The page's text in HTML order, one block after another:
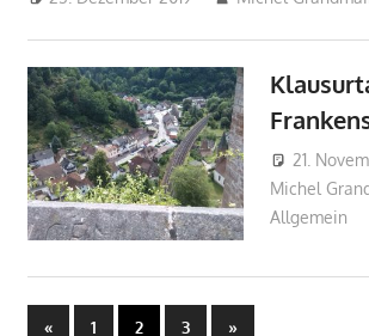
21.
Michel
Allgemein
Seitennummerierung
«Vorherige
1 2 3 Nächste
»